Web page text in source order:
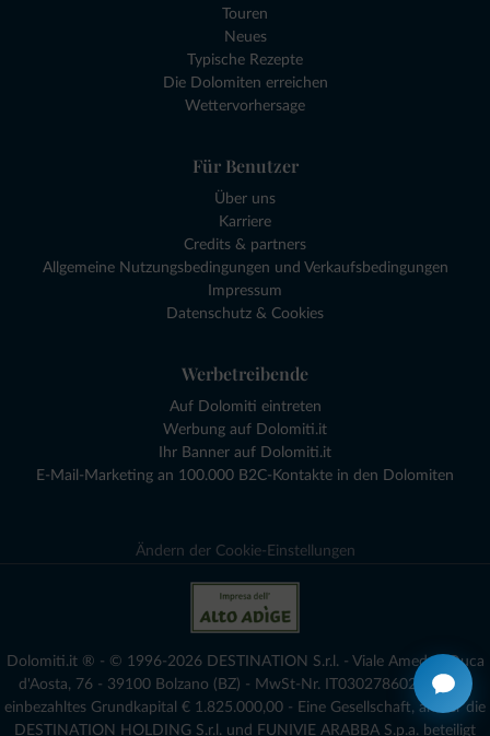
Touren
Neues
Typische Rezepte
Die Dolomiten erreichen
Wettervorhersage
Für Benutzer
Über uns
Karriere
Credits & partners
Allgemeine Nutzungsbedingungen und Verkaufsbedingungen
Impressum
Datenschutz & Cookies
Werbetreibende
Auf Dolomiti eintreten
Werbung auf Dolomiti.it
Ihr Banner auf Dolomiti.it
E-Mail-Marketing an 100.000 B2C-Kontakte in den Dolomiten
Ändern der Cookie-Einstellungen
Dolomiti.it ® - © 1996-2026 DESTINATION S.r.l. - Viale Amedeo Duca
d'Aosta, 76 - 39100 Bolzano (BZ) - MwSt-Nr. IT03027860216 - voll
einbezahltes Grundkapital € 1.825.000,00 - Eine Gesellschaft, an der die
DESTINATION HOLDING S.r.l. und FUNIVIE ARABBA S.p.a. beteiligt